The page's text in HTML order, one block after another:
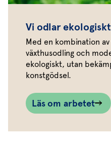
Vi odlar ekologiskt
Med en kombination
växthusodling och
ekologiskt, utan
konstgödsel.
Läs om arbetet